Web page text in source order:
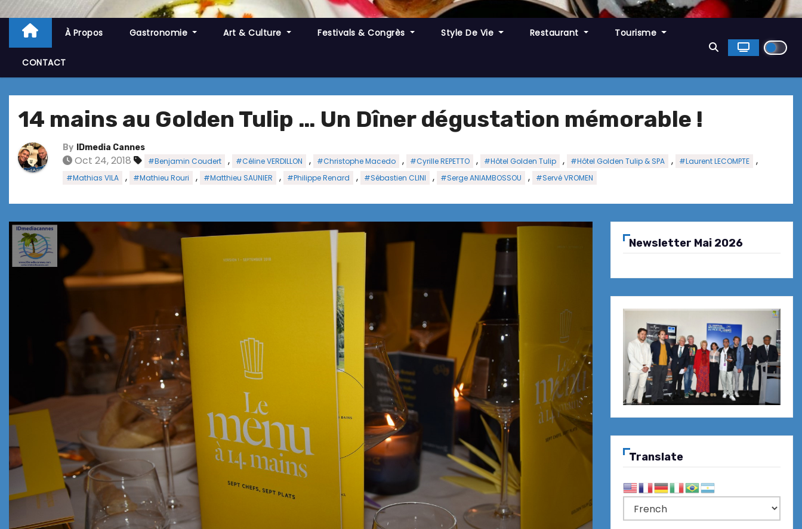
À Propos Gastronomie Art & Culture Festivals & Congrès Style De Vie Restaurant Tourisme
CONTACT
14 mains au Golden Tulip … Un Dîner dégustation mémorable !
By IDmedia Cannes
Oct 24, 2018 #Benjamin Coudert , #Céline VERDILLON , #Christophe Macedo , #Cyrille REPETTO , #Hôtel Golden Tulip , #Hôtel Golden Tulip & SPA , #Laurent LECOMPTE ,
#Mathias VILA , #Mathieu Rouri , #Matthieu SAUNIER , #Philippe Renard , #Sébastien CLINI , #Serge ANIAMBOSSOU , #Servé VROMEN
Newsletter Mai 2026
Translate